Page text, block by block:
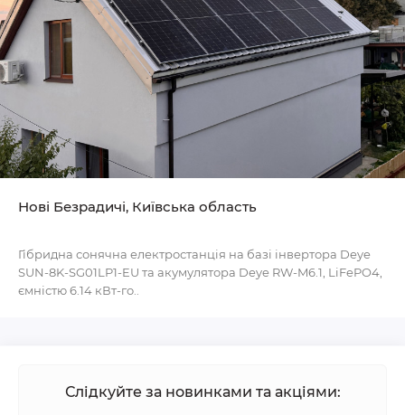
Нові Безрадичі, Київська область
Гібридна сонячна електростанція на базі інвертора Deye
SUN-8K-SG01LP1-EU та акумулятора Deye RW-M6.1, LiFePO4,
ємністю 6.14 кВт-го..
Слідкуйте за новинками та акціями: